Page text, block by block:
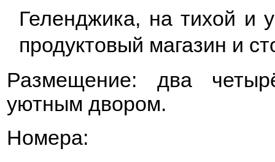
Геленджика, на тихой и
продуктовый магазин и
Размещение: два
уютным двором.
Номера: